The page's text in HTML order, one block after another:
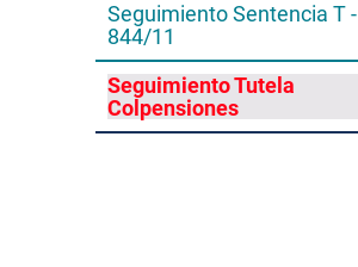
Seguimiento Sentencia T -
844/11
Seguimiento Tutela
Colpensiones